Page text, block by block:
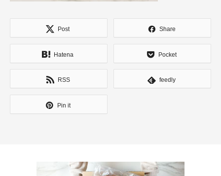
Post Share
Hatena Pocket
RSS feedly
Pin it